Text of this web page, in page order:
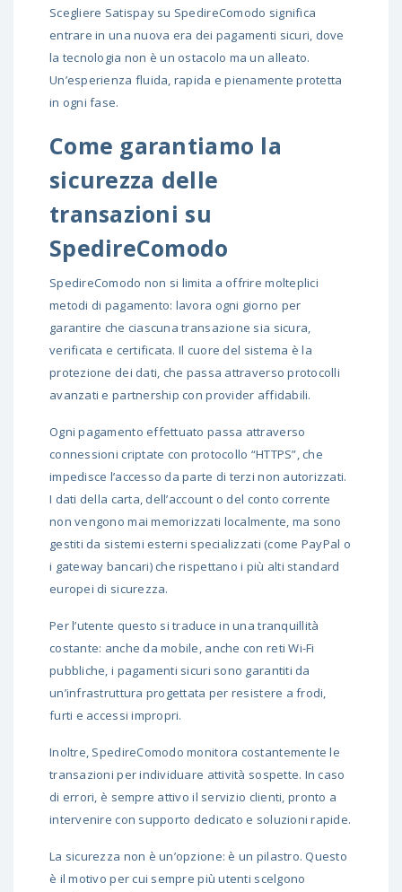
Scegliere Satispay su SpedireComodo significa
entrare in una nuova era dei pagamenti sicuri, dove
la tecnologia non è un ostacolo ma un alleato.
Un’esperienza fluida, rapida e pienamente protetta
in ogni fase.
Come garantiamo la
sicurezza delle
transazioni su
SpedireComodo
SpedireComodo non si limita a offrire molteplici
metodi di pagamento: lavora ogni giorno per
garantire che ciascuna transazione sia sicura,
verificata e certificata. Il cuore del sistema è la
protezione dei dati, che passa attraverso protocolli
avanzati e partnership con provider affidabili.
Ogni pagamento effettuato passa attraverso
connessioni criptate con protocollo “HTTPS”, che
impedisce l’accesso da parte di terzi non autorizzati.
I dati della carta, dell’account o del conto corrente
non vengono mai memorizzati localmente, ma sono
gestiti da sistemi esterni specializzati (come PayPal o
i gateway bancari) che rispettano i più alti standard
europei di sicurezza.
Per l’utente questo si traduce in una tranquillità
costante: anche da mobile, anche con reti Wi-Fi
pubbliche, i pagamenti sicuri sono garantiti da
un’infrastruttura progettata per resistere a frodi,
furti e accessi impropri.
Inoltre, SpedireComodo monitora costantemente le
transazioni per individuare attività sospette. In caso
di errori, è sempre attivo il servizio clienti, pronto a
intervenire con supporto dedicato e soluzioni rapide.
La sicurezza non è un’opzione: è un pilastro. Questo
è il motivo per cui sempre più utenti scelgono